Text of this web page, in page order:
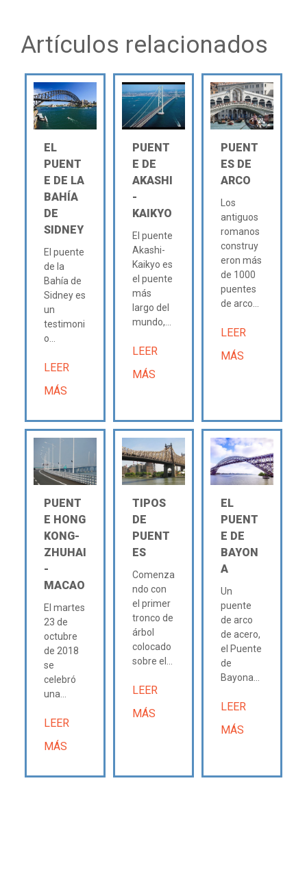
Artículos relacionados
EL
PUENT
E DE LA
BAHÍA
DE
SIDNEY
El puente
de la
Bahía de
Sidney es
un
testimoni
o...
LEER
MÁS
PUENT
E DE
AKASHI
-
KAIKYO
El puente
Akashi-
Kaikyo es
el puente
más
largo del
mundo,...
LEER
MÁS
PUENT
ES DE
ARCO
Los
antiguos
romanos
construy
eron más
de 1000
puentes
de arco...
LEER
MÁS
PUENT
E HONG
KONG-
ZHUHAI
-
MACAO
El martes
23 de
octubre
de 2018
se
celebró
una...
LEER
MÁS
TIPOS
DE
PUENT
ES
Comenza
ndo con
el primer
tronco de
árbol
colocado
sobre el...
LEER
MÁS
EL
PUENT
E DE
BAYON
A
Un
puente
de arco
de acero,
el Puente
de
Bayona...
LEER
MÁS